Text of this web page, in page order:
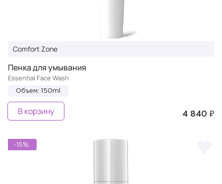
Comfort Zone
Пенка для умывания
Essential Face Wash
Объем: 150ml
4 840 ₽
В корзину
-15%